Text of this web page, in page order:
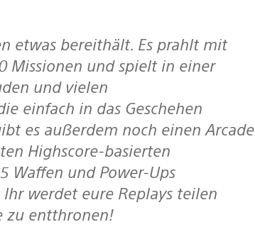
Missionen und spielt in einer
und vielen
einfach in das Geschehen
es außerdem noch einen Arcade
Highscore-basierten
Waffen und Power-Ups
werdet eure Replays teilen
zu entthronen!